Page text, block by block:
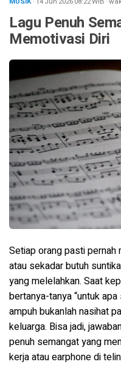
Lagu Penuh
Memotivasi Diri
Setiap orang pasti pernah
atau sekadar butuh
yang melelahkan. Saat
bertanya-tanya “untuk
ampuh bukanlah nasihat
keluarga. Bisa jadi,
penuh semangat yang
kerja atau earphone di